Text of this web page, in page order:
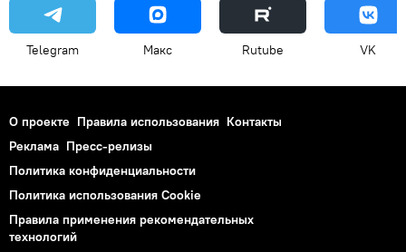
Telegram Макс Rutube VK
О проекте Правила использования Контакты
Реклама Пресс-релизы
Политика конфиденциальности
Политика использования Cookie
Правила применения рекомендательных
технологий